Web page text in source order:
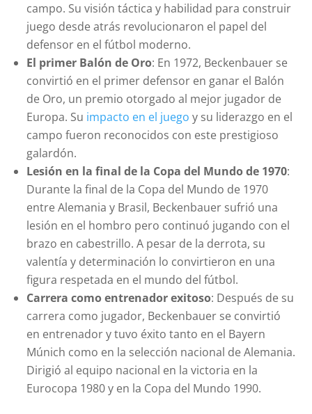
campo. Su visión táctica y habilidad para construir
juego desde atrás revolucionaron el papel del
defensor en el fútbol moderno.
El primer Balón de Oro: En 1972, Beckenbauer se
convirtió en el primer defensor en ganar el Balón
de Oro, un premio otorgado al mejor jugador de
Europa. Su impacto en el juego y su liderazgo en el
campo fueron reconocidos con este prestigioso
galardón.
Lesión en la final de la Copa del Mundo de 1970:
Durante la final de la Copa del Mundo de 1970
entre Alemania y Brasil, Beckenbauer sufrió una
lesión en el hombro pero continuó jugando con el
brazo en cabestrillo. A pesar de la derrota, su
valentía y determinación lo convirtieron en una
figura respetada en el mundo del fútbol.
Carrera como entrenador exitoso: Después de su
carrera como jugador, Beckenbauer se convirtió
en entrenador y tuvo éxito tanto en el Bayern
Múnich como en la selección nacional de Alemania.
Dirigió al equipo nacional en la victoria en la
Eurocopa 1980 y en la Copa del Mundo 1990.